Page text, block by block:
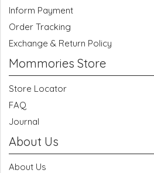
Inform Payment
Order Tracking
Exchange & Return Policy
Mommories Store
Store Locator
FAQ
Journal
About Us
About Us